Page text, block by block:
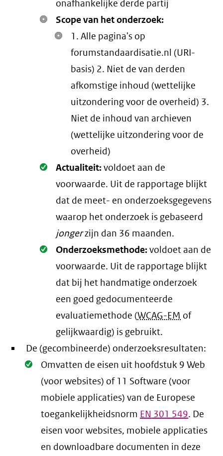
onafhankelijke derde partij
Scope van het onderzoek:
1. Alle pagina's op
forumstandaardisatie.nl (URI-
basis) 2. Niet de van derden
afkomstige inhoud (wettelijke
uitzondering voor de overheid) 3.
Niet de inhoud van archieven
(wettelijke uitzondering voor de
overheid)
Oké.
Actualiteit:voldoet aan de
voorwaarde. Uit de rapportage blijkt
dat de meet- en onderzoeksgegevens
waarop het onderzoek is gebaseerd
jongerzijn dan 36 maanden.
Oké.
Onderzoeksmethode:voldoet aan de
voorwaarde. Uit de rapportage blijkt
dat bij het handmatige onderzoek
een goed gedocumenteerde
evaluatiemethode (WCAG-EM of
gelijkwaardig) is gebruikt.
De (gecombineerde) onderzoeksresultaten:
Oké.
Omvatten de eisen uit hoofdstuk 9 Web
(voor websites) of 11 Software (voor
mobiele applicaties) van de Europese
toegankelijkheidsnorm EN 301 549. De
eisen voor websites, mobiele applicaties
en downloadbare documenten in deze